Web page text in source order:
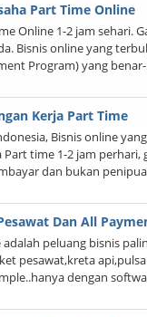
Part Time Online
Online 1-2 jam sehari.
Bisnis online yang
Program) yang
Kerja Part Time
Bisnis online
Part time 1-2 jam
dan bukan
Dan All
adalah peluang bisnis
pesawat,kreta
dengan